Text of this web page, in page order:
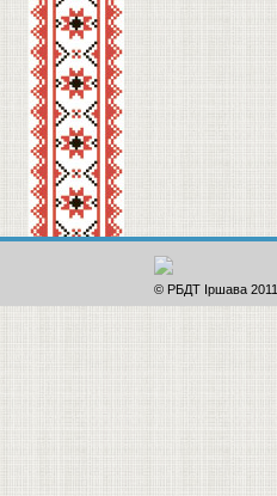
© РБДТ Іршава 2011